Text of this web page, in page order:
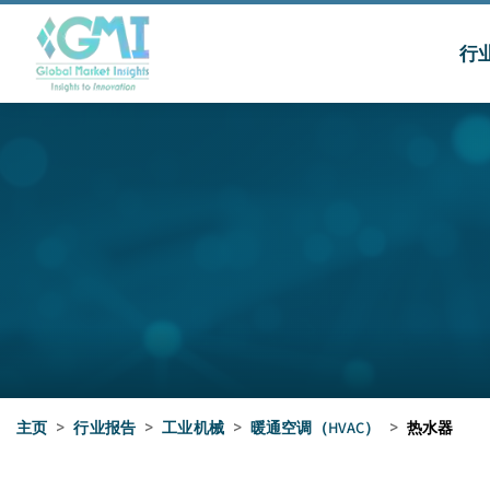
行
主页 > 行业报告 > 工业机械 > 暖通空调（HVAC） > 热水器